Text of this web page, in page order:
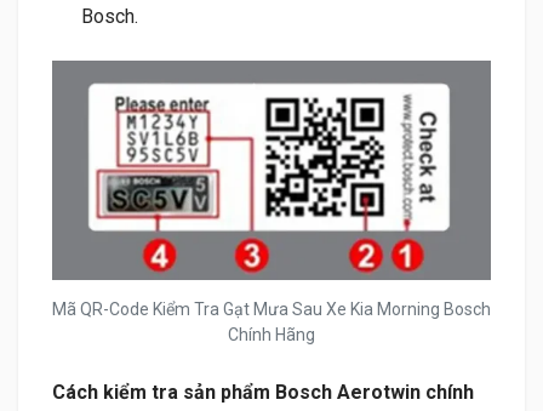
Bosch.
Mã QR-Code Kiểm Tra Gạt Mưa Sau Xe Kia Morning Bosch
Chính Hãng
Cách kiểm tra sản phẩm Bosch Aerotwin chính